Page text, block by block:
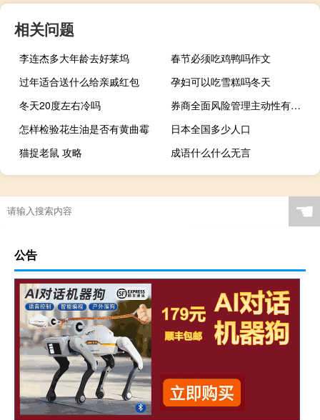
相关问题
李连杰多大年龄去好莱坞
春节必须吃鸡鸭吗作文
过年适合送什么给亲戚红包
孕妇可以吃雪糕吗冬天
冬天20度左右冷吗
券商全面风险管理主动性有效性将增强
怎样检验花生油是否有黄曲霉
日本全国多少人口
猫捉老鼠 攻略
成语什么什么无言
☚
公告